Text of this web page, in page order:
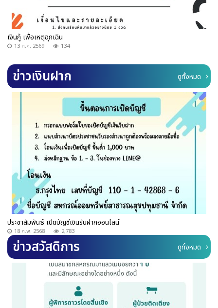
เงินกู้ เพื่อเหตุฉุกเฉิน
13 ก.ค. 2569 134
ข่าวเงินฝาก ดูทั้งหมด
ประชาสัมพันธ์ เปิดบัญชีเงินรับฝากออนไลน์
18 ก.พ. 2568 2,783
ข่าวสวัสดิการ ดูทั้งหมด